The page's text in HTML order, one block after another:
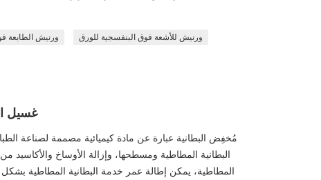
ورنيش الطابعة ورنيش للأشعة فوق البنفسجية للورق
غسيل
مُخفِض البطانية عبارة عن مادة كيميائية مصممة لصناعة
البطانية المطاطية ومسطحها، وإزالة الأوساخ
المطاطية، يمكن إطالة عمر خدمة البطانية المطاطية